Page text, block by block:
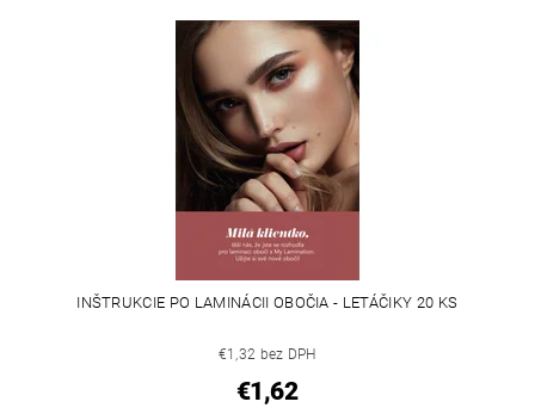
INŠTRUKCIE PO LAMINÁCII OBOČIA - LETÁČIKY 20 KS
€1,32 bez DPH
€1,62